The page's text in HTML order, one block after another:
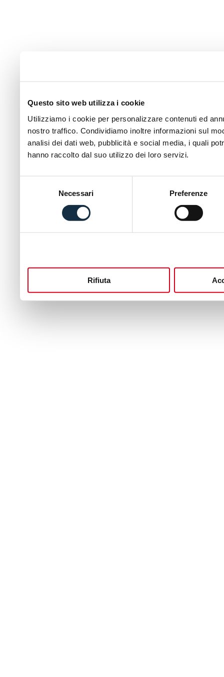
Questo sito web utilizza i cookie
Utilizziamo i cookie per personalizzare contenuti ed
nostro traffico. Condividiamo inoltre informazioni sul
analisi dei dati web, pubblicità e social media, i quali
hanno raccolto dal suo utilizzo dei loro servizi.
Necessari Preferenze
Rifiuta